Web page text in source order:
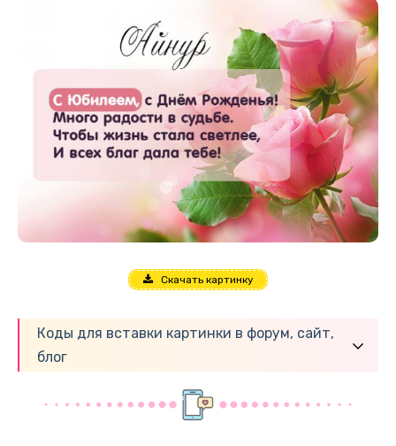
Скачать картинку
Коды для вставки картинки в форум, сайт,
блог